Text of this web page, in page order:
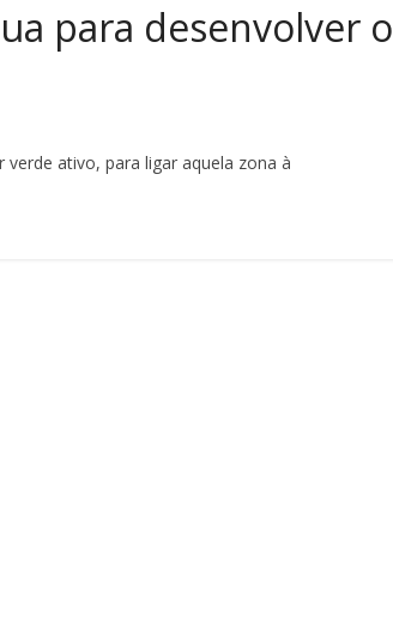
para desenvolver o
ativo, para ligar aquela zona à